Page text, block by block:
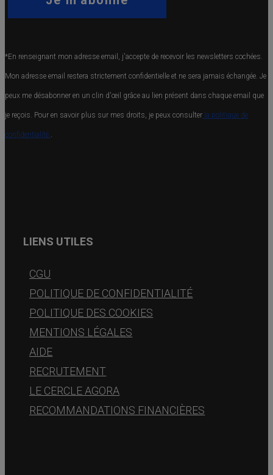
*En renseignant mon adresse email, j'accepte de recevoir les newsletters cochées.
Mon adresse email restera strictement confidentielle et ne sera jamais échangée. Je
peux me désabonner en un clin d'œil grâce au lien présent dans chaque email que
je reçois. Pour en savoir plus sur mes droits, je peux consulter la politique de
confidentialité..
LIENS UTILES
CGU
POLITIQUE DE CONFIDENTIALITÉ
POLITIQUE DES COOKIES
MENTIONS LÉGALES
AIDE
RECRUTEMENT
LE CERCLE AGORA
RECOMMANDATIONS FINANCIÈRES